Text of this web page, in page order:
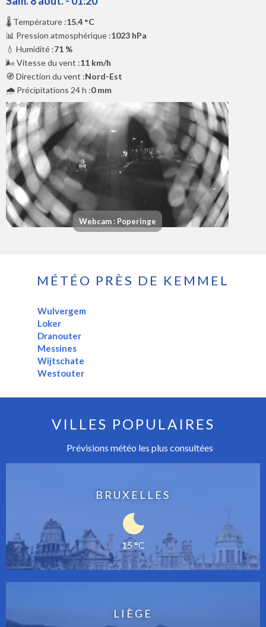
🌡️ Température :15.4 °C
📊 Pression atmosphérique :1023 hPa
💧 Humidité :71 %
🌬️ Vitesse du vent :11 km/h
🧭 Direction du vent :Nord-Est
🌧️ Précipitations 24 h :0 mm
Webcam : Poperinge
MÉTÉO PRÈS DE KEMMEL
Wulvergem
Loker
Dranouter
Messines
Wijtschate
Westouter
VILLES POPULAIRES
Prévisions météo les plus consultées
BRUXELLES
15 °C
LIÈGE